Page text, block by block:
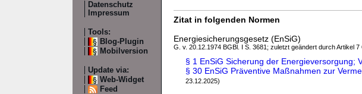
Datenschutz
Impressum
Tools:
Blog-Plugin
Mobilversion
Update via:
Web-Widget
Feed
Zitat in folgenden Normen
Energiesicherungsgesetz (EnSiG)
G. v. 20.12.1974 BGBl. I S. 3681; zuletzt geändert durch Artikel
§ 1 EnSiG Sicherung der Energieversorgung;
§ 30 EnSiG Präventive Maßnahmen zur
23.12.2025)